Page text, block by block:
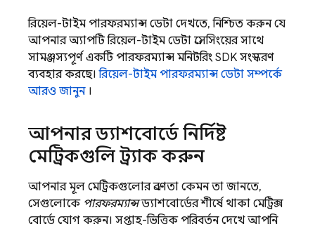
রিয়েল-টাইম পারফরম্যান্স ডেটা দেখতে, নিশ্চিত করুন যে
আপনার অ্যাপটি রিয়েল-টাইম ডেটা প্রসেসিংয়ের সাথে
সামঞ্জস্যপূর্ণ একটি পারফরম্যান্স মনিটরিং SDK সংস্করণ
ব্যবহার করছে।রিয়েল-টাইম পারফরম্যান্স ডেটা সম্পর্কে
আরও জানুন।
আপনার ড্যাশবোর্ডে নির্দিষ্ট
মেট্রিকগুলি ট্র্যাক করুন
আপনার মূল মেট্রিকগুলোর প্রবণতা কেমন তা জানতে,
সেগুলোকে পারফরম্যান্সড্যাশবোর্ডের শীর্ষে থাকা মেট্রিক্স
বোর্ডে যোগ করুন। সপ্তাহ-ভিত্তিক পরিবর্তন দেখে আপনি